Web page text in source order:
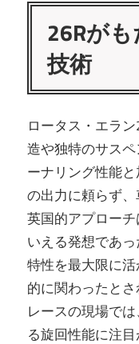
26Rが
技術
ロータス・エラ
造や独特のサス
ーナリング性能
の出力に頼らず
英国的アプロー
いえる発想であ
特性を最大限に
的に関わったとさ
レースの現場で
る旋回性能に注